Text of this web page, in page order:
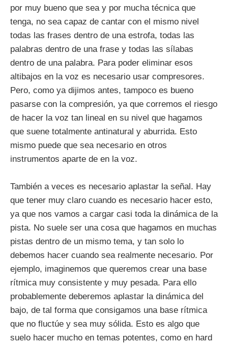
por muy bueno que sea y por mucha técnica que
tenga, no sea capaz de cantar con el mismo nivel
todas las frases dentro de una estrofa, todas las
palabras dentro de una frase y todas las sílabas
dentro de una palabra. Para poder eliminar esos
altibajos en la voz es necesario usar compresores.
Pero, como ya dijimos antes, tampoco es bueno
pasarse con la compresión, ya que corremos el riesgo
de hacer la voz tan lineal en su nivel que hagamos
que suene totalmente antinatural y aburrida. Esto
mismo puede que sea necesario en otros
instrumentos aparte de en la voz.
También a veces es necesario aplastar la señal. Hay
que tener muy claro cuando es necesario hacer esto,
ya que nos vamos a cargar casi toda la dinámica de la
pista. No suele ser una cosa que hagamos en muchas
pistas dentro de un mismo tema, y tan solo lo
debemos hacer cuando sea realmente necesario. Por
ejemplo, imaginemos que queremos crear una base
rítmica muy consistente y muy pesada. Para ello
probablemente deberemos aplastar la dinámica del
bajo, de tal forma que consigamos una base rítmica
que no fluctúe y sea muy sólida. Esto es algo que
suelo hacer mucho en temas potentes, como en hard